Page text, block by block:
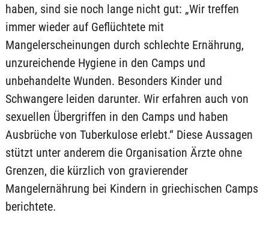
haben, sind sie noch lange nicht gut: „Wir treffen
immer wieder auf Geflüchtete mit
Mangelerscheinungen durch schlechte Ernährung,
unzureichende Hygiene in den Camps und
unbehandelte Wunden. Besonders Kinder und
Schwangere leiden darunter. Wir erfahren auch von
sexuellen Übergriffen in den Camps und haben
Ausbrüche von Tuberkulose erlebt.“ Diese Aussagen
stützt unter anderem die Organisation Ärzte ohne
Grenzen, die kürzlich von gravierender
Mangelernährung bei Kindern in griechischen Camps
berichtete.